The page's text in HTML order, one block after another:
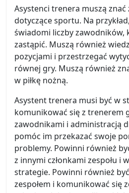
Asystenci trenera muszą znać
dotyczące sportu. Na
świadomi liczby zawodników,
zastąpić. Muszą również
pozycjami i przestrzegać
równej gry. Muszą również
w piłkę nożną.
Asystent trenera musi być w
komunikować się z trenerem
zawodnikami i administracją
pomóc im przekazać swoje
problemy. Powinni również
z innymi członkami zespołu i
strategie. Powinni również
zespołem i komunikować się